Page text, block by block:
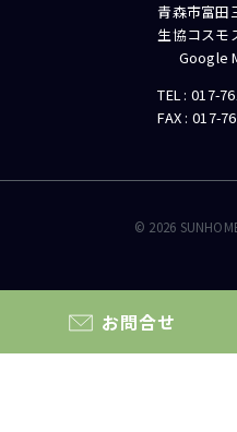
お問合せ
青森市富田
生協コスモ
Google
TEL : 017-
FAX : 017-
© 2026